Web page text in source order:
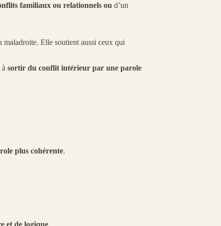
familiaux ou relationnelsoud’un
maladroite. Elle soutient aussi ceux qui
àsortir du conflit intérieur par une parole
plus cohérente.